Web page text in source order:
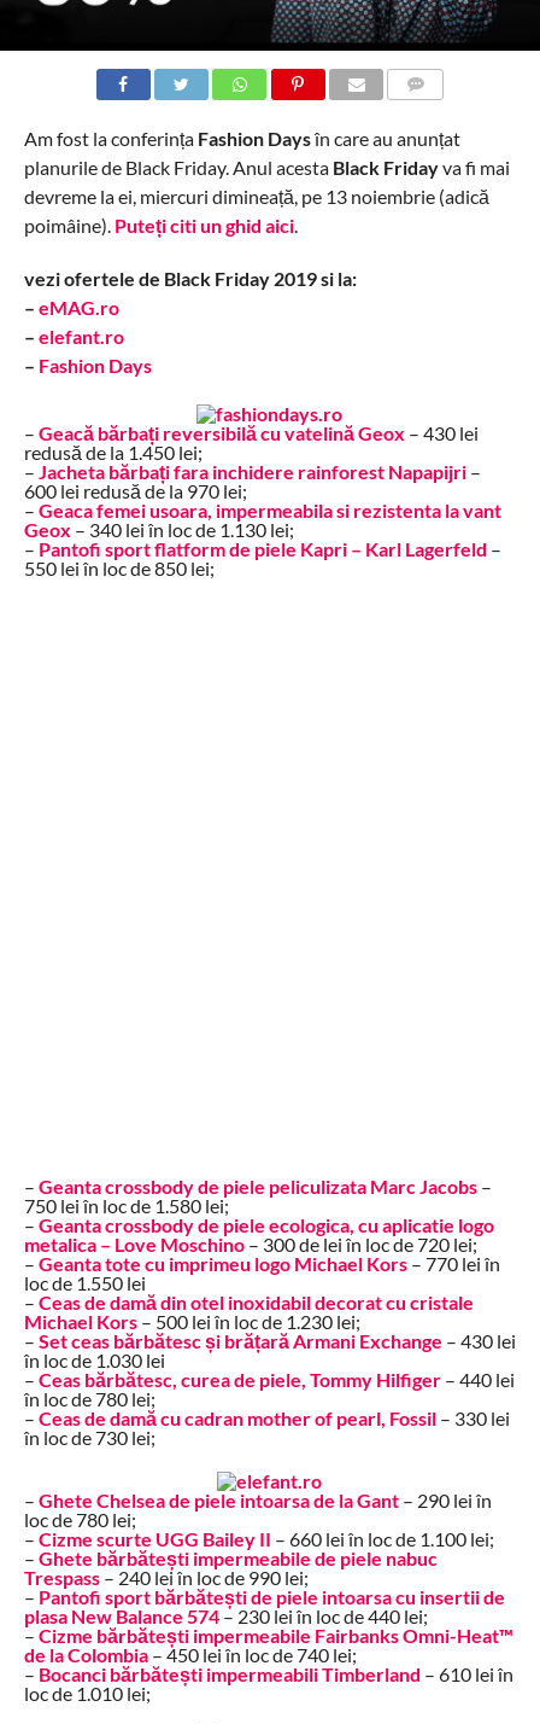
Am fost la conferința Fashion Daysîn care au anunțat
planurile de Black Friday. Anul acesta Black Fridayva fi mai
devreme la ei, miercuri dimineață, pe 13 noiembrie (adică
poimâine). Puteți citi un ghid aici.
vezi ofertele de Black Friday 2019 si la:
– eMAG.ro
– elefant.ro
– Fashion Days
– Geacă bărbați reversibilă cu vatelină Geox – 430 lei
redusă de la 1.450 lei;
– Jacheta bărbați fara inchidere rainforest Napapijri–
600 lei redusă de la 970 lei;
– Geaca femei usoara, impermeabila si rezistenta la vant
Geox – 340 lei în loc de 1.130 lei;
– Pantofi sport flatform de piele Kapri – Karl Lagerfeld –
550 lei în loc de 850 lei;
– Geanta crossbody de piele peliculizata Marc Jacobs–
750 lei în loc de 1.580 lei;
– Geanta crossbody de piele ecologica, cu aplicatie logo
metalica – Love Moschino– 300 de lei în loc de 720 lei;
– Geanta tote cu imprimeu logo Michael Kors– 770 lei în
loc de 1.550 lei
– Ceas de damă din otel inoxidabil decorat cu cristale
Michael Kors– 500 lei în loc de 1.230 lei;
– Set ceas bărbătesc și brățară Armani Exchange – 430 lei
în loc de 1.030 lei
– Ceas bărbătesc, curea de piele, Tommy Hilfiger– 440 lei
în loc de 780 lei;
– Ceas de damă cu cadran mother of pearl, Fossil– 330 lei
în loc de 730 lei;
– Ghete Chelsea de piele intoarsa de la Gant– 290 lei în
loc de 780 lei;
– Cizme scurte UGG Bailey II – 660 lei în loc de 1.100 lei;
– Ghete bărbătești impermeabile de piele nabuc
Trespass– 240 lei în loc de 990 lei;
– Pantofi sport bărbătești de piele intoarsa cu insertii de
plasa New Balance 574– 230 lei în loc de 440 lei;
– Cizme bărbătești impermeabile Fairbanks Omni-Heat™
de la Colombia– 450 lei în loc de 740 lei;
– Bocanci bărbătești impermeabili Timberland – 610 lei în
loc de 1.010 lei;